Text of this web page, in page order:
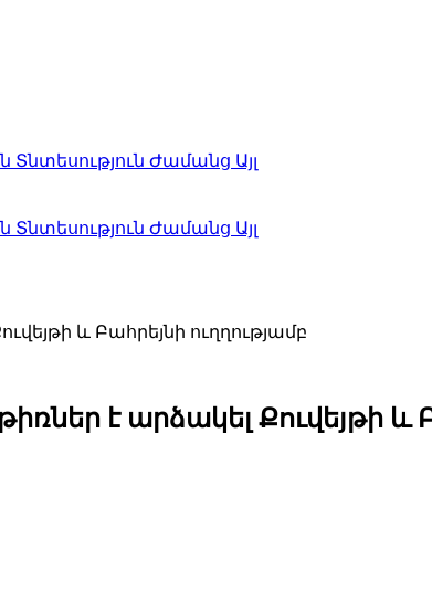
Տնտեսություն Ժամանց Այլ
Տնտեսություն Ժամանց Այլ
և Բահրեյնի ուղղությամբ
է արձակել Քուվեյթի և